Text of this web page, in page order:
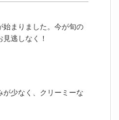
始まりました。今が旬の
逃しなく！
少なく、クリーミーな